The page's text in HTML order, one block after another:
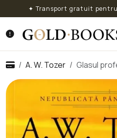
✦ Transport gratuit
A. W. Tozer Glasul